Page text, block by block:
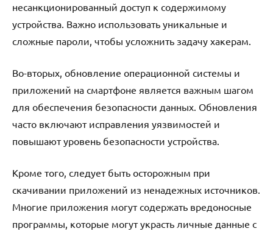
несанкционированный доступ к содержимому
устройства. Важно использовать уникальные и
сложные пароли, чтобы усложнить задачу хакерам.
Во-вторых, обновление операционной системы и
приложений на смартфоне является важным шагом
для обеспечения безопасности данных. Обновления
часто включают исправления уязвимостей и
повышают уровень безопасности устройства.
Кроме того, следует быть осторожным при
скачивании приложений из ненадежных источников.
Многие приложения могут содержать вредоносные
программы, которые могут украсть личные данные с